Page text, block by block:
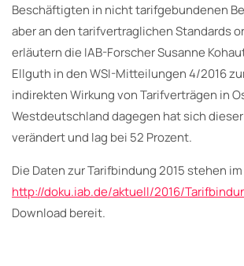
Beschäftigten in nicht tarifgebundenen
aber an den tarifvertraglichen Standards
erläutern die IAB-Forscher Susanne
Ellguth in den WSI-Mitteilungen 4/2016
indirekten Wirkung von Tarifverträgen in
Westdeutschland dagegen hat sich dieser
verändert und lag bei 52 Prozent.
Die Daten zur Tarifbindung 2015 stehen
http://doku.iab.de/aktuell/2016/
Download bereit.